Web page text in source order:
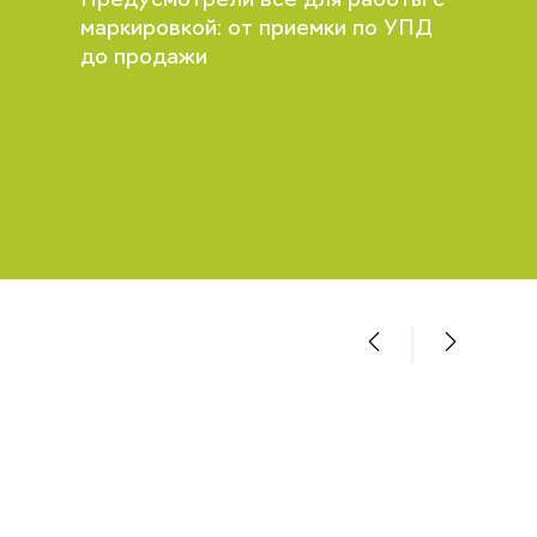
маркировкой: от приемки по УПД
до продажи